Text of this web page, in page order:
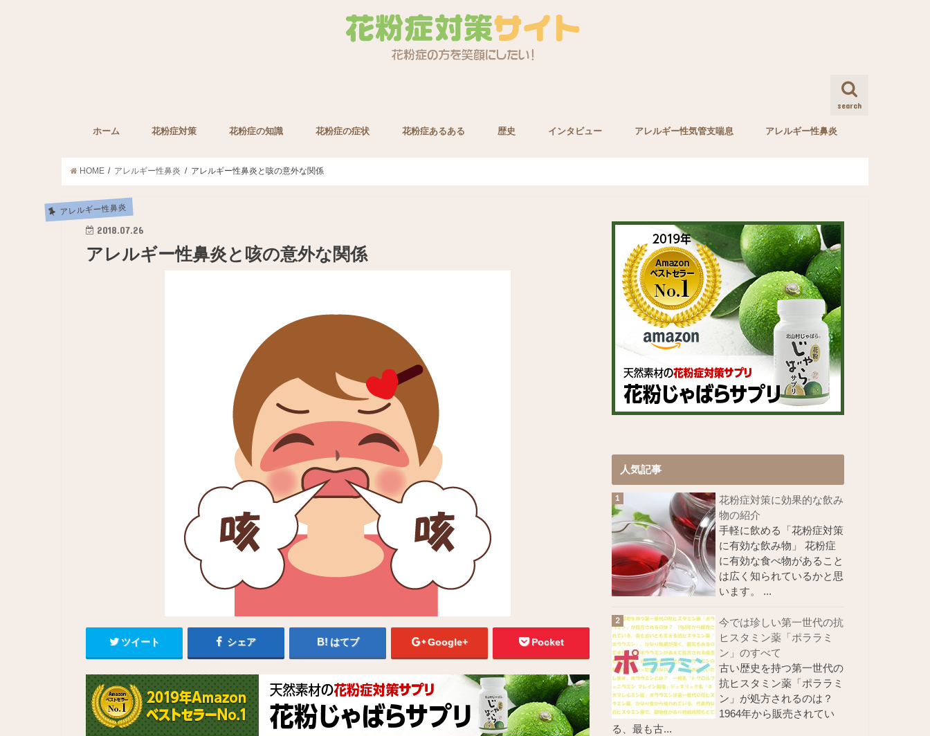
search
ホーム 花粉症対策 花粉症の知識 花粉症の症状 花粉症あるある 歴史 インタビュー アレルギー性気管支喘息 アレルギー性鼻炎
HOME アレルギー性鼻炎 アレルギー性鼻炎と咳の意外な関係
アレルギー性鼻炎
2018.07.26
アレルギー性鼻炎と咳の意外な関係
ツイート シェア はてブ Google+ Pocket
人気記事
花粉症対策に効果的な飲み
物の紹介
手軽に飲める「花粉症対策
に有効な飲み物」 花粉症
に有効な食べ物があること
は広く知られているかと思
います。 ...
今では珍しい第一世代の抗
ヒスタミン薬「ポララミ
ン」のすべて
古い歴史を持つ第一世代の
抗ヒスタミン薬「ポララミ
ン」が処方されるのは？
1964年から販売されてい
る、最も古...